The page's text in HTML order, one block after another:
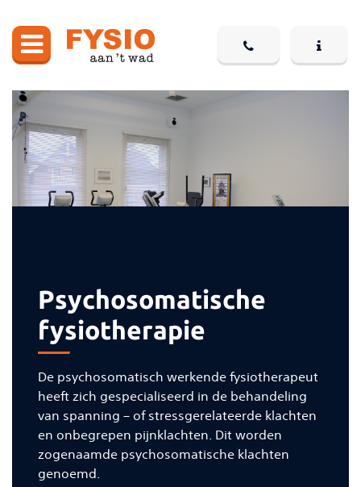
Psychosomatische
fysiotherapie
De psychosomatisch werkende fysiotherapeut
heeft zich gespecialiseerd in de behandeling
van spanning – of stressgerelateerde klachten
en onbegrepen pijnklachten. Dit worden
zogenaamde psychosomatische klachten
genoemd.